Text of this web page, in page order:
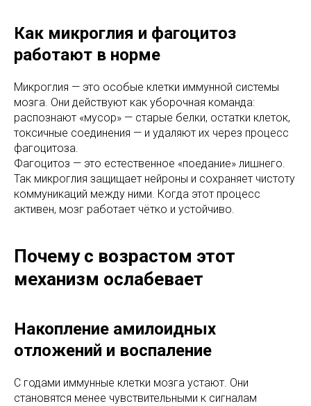
Как микроглия и фагоцитоз
работают в норме
Микроглия — это особые клетки иммунной системы
мозга. Они действуют как уборочная команда:
распознают «мусор» — старые белки, остатки клеток,
токсичные соединения — и удаляют их через процесс
фагоцитоза.
Фагоцитоз — это естественное «поедание» лишнего.
Так микроглия защищает нейроны и сохраняет чистоту
коммуникаций между ними. Когда этот процесс
активен, мозг работает чётко и устойчиво.
Почему с возрастом этот
механизм ослабевает
Накопление амилоидных
отложений и воспаление
С годами иммунные клетки мозга устают. Они
становятся менее чувствительными к сигналам